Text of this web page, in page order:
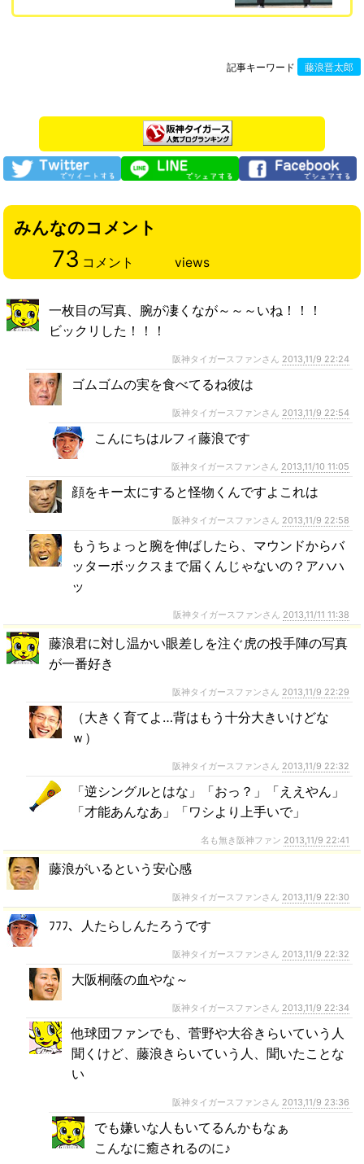
記事キーワード 藤浪晋太郎
みんなのコメント
73 コメント views
一枚目の写真、腕が凄くなが～～～いね！！！
ビックリした！！！
阪神タイガースファンさん 2013,11/9 22:24
ゴムゴムの実を食べてるね彼は
阪神タイガースファンさん 2013,11/9 22:54
こんにちはルフィ藤浪です
阪神タイガースファンさん 2013,11/10 11:05
顔をキー太にすると怪物くんですよこれは
阪神タイガースファンさん 2013,11/9 22:58
もうちょっと腕を伸ばしたら、マウンドからバ
ッターボックスまで届くんじゃないの？アハハ
ッ
阪神タイガースファンさん 2013,11/11 11:38
藤浪君に対し温かい眼差しを注ぐ虎の投手陣の写真
が一番好き
阪神タイガースファンさん 2013,11/9 22:29
（大きく育てよ…背はもう十分大きいけどな
ｗ）
阪神タイガースファンさん 2013,11/9 22:32
「逆シングルとはな」「おっ？」「ええやん」
「才能あんなあ」「ワシより上手いで」
名も無き阪神ファン 2013,11/9 22:41
藤浪がいるという安心感
阪神タイガースファンさん 2013,11/9 22:30
ﾌﾌﾌ、人たらしんたろうです
阪神タイガースファンさん 2013,11/9 22:32
大阪桐蔭の血やな～
阪神タイガースファンさん 2013,11/9 22:34
他球団ファンでも、菅野や大谷きらいていう人
聞くけど、藤浪きらいていう人、聞いたことな
い
阪神タイガースファンさん 2013,11/9 23:36
でも嫌いな人もいてるんかもなぁ
こんなに癒されるのに♪